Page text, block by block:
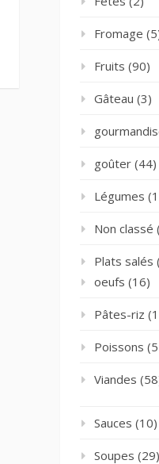
Fromage
Fruits (90)
Gâteau (3)
goûter (44)
Légumes
Non classé
Plats salés
oeufs (16)
Pâtes-riz
Poissons
Viandes
Sauces (10)
Soupes (29)